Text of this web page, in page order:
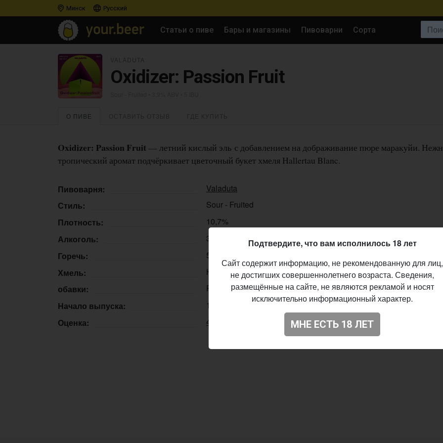
Минск Русский
Статьи о пиве Бары и магазины Пивоварни Сорта
Oxidizer: Passion Fruit
О ПИВЕ
Oxidizer: Passion Fruit — летний кислый эль с добавлением на дображивание пюре маракуйи.
тропический аромат подчёркивает цветочный букет хмеля Hallertau Blanc.
Пивоварня:
Valaduta
Стиль:
Sour - Fruited
Плотность:
10,7%
Алкоголь:
3,9%
Горечь:
5 IBU
Хмель:
Hallertau Blanc
обавки:
Passion fruit
Начало выпуска:
18.06.2019
Оценка:
4.18
Подтвердите, что вам исполнилось 18 лет
Сайт содержит информацию, не рекомендованную для лиц,
не достигших совершеннолетнего возраста. Сведения,
размещённые на сайте, не являются рекламой и носят
исключительно информационный характер.
МНЕ ЕСТЬ 18 ЛЕТ